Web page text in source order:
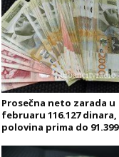
Prosečna neto zarada u
februaru 116.127 dinara,
polovina prima do 91.399